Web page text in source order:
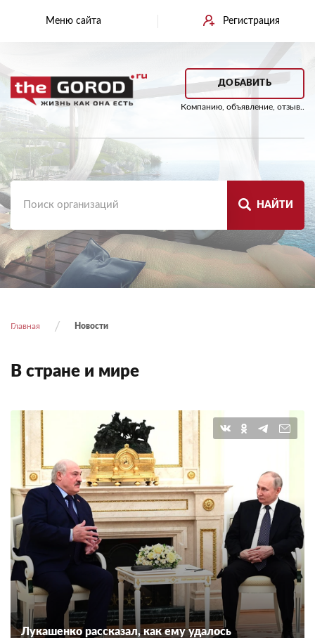
Меню сайта Регистрация
ДОБАВИТЬ
Компанию, объявление, отзыв..
НАЙТИ
Главная Новости
В стране и мире
Лукашенко рассказал, как ему удалось